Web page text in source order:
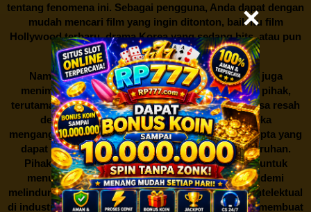
tentang fenomena ini. Sebagai pengguna, Anda dapat dengan
mudah mencari film yang ingin ditonton, baik itu film
Hollywood terbaru, drama Korea yang sedang hits, atau pun
produksi film lokal dengan kualitas terbaik.
Namun, seperti halnya cerita manis,Rebahan21juga
menimbulkan kontroversi di industri film. Banyak pihak,
terutama produsen film dan pemilik hak cipta, merasa resah
dengan maraknya situs-situs seperti ini. Mereka
menganggapnya sebagai bentuk pelanggaran hak cipta yang
dapat merugikan industri perfilman secara keseluruhan.
Pihak berwenang pun turut terlibat dalam upaya untuk
menutup situs-situs ilegal semacam Rebahan21 demi
melindungi keberlangsungan bisnis dan kekayaan intelektual
di industri hiburan. Konflik kepentingan inilah yang membuat